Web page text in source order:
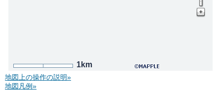
1km
地図上の操作の説明»
地図凡例»